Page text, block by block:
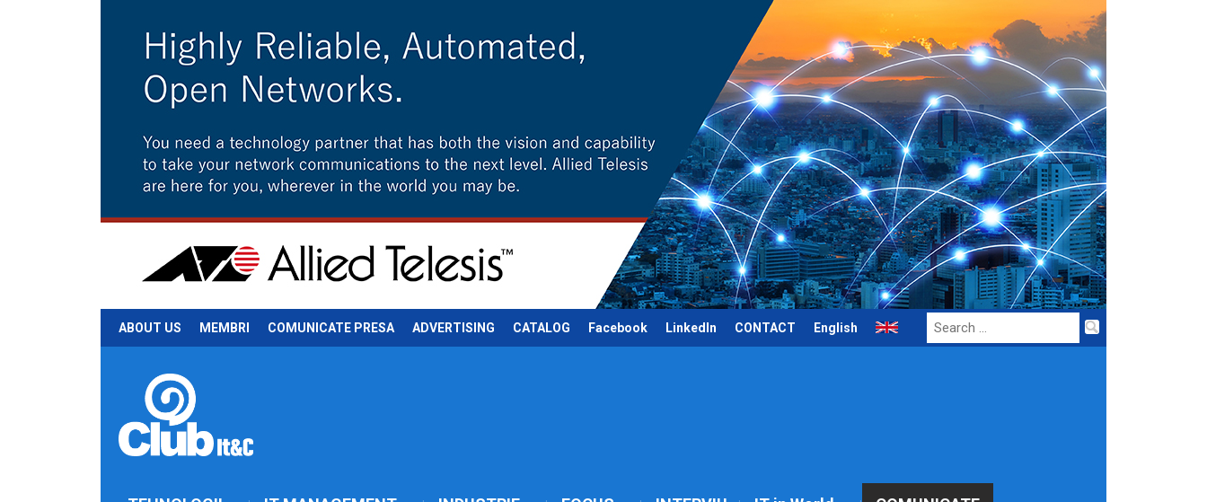
ABOUT US MEMBRI COMUNICATE PRESA ADVERTISING CATALOG Facebook LinkedIn CONTACT English
Search
for: